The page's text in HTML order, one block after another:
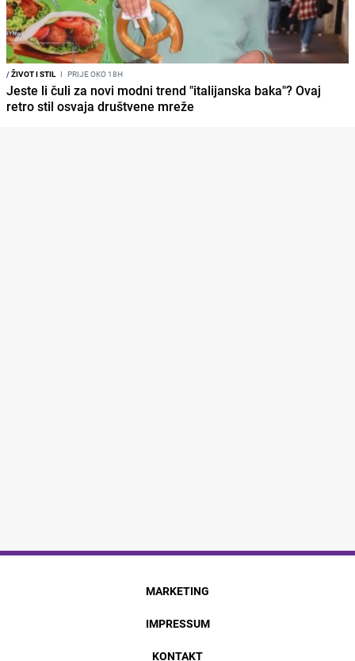
/ŽIVOT I STIL I PRIJE OKO 18H
Jeste li čuli za novi modni trend "italijanska baka"? Ovaj
retro stil osvaja društvene mreže
MARKETING
IMPRESSUM
KONTAKT